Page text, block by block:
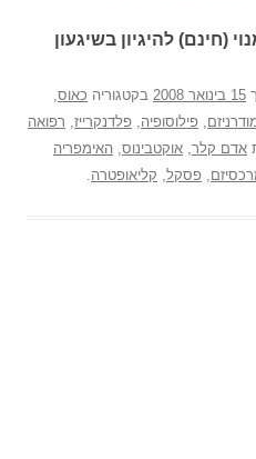
(חינם) להיגיון בשיגעון
15 בינואר 2008 בקטגוריה כאוס
פילוסופיה פלדנקרייז רפואה
אדם קלר אוקטבינוס האימפריה
פסקל קליאופטרה